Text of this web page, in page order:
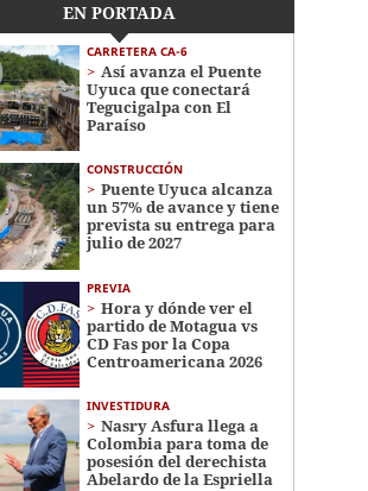
EN PORTADA
CARRETERA CA-6
Así avanza el Puente
Uyuca que conectará
Tegucigalpa con El
Paraíso
CONSTRUCCIÓN
Puente Uyuca alcanza
un 57% de avance y tiene
prevista su entrega para
julio de 2027
PREVIA
Hora y dónde ver el
partido de Motagua vs
CD Fas por la Copa
Centroamericana 2026
INVESTIDURA
Nasry Asfura llega a
Colombia para toma de
posesión del derechista
Abelardo de la Espriella